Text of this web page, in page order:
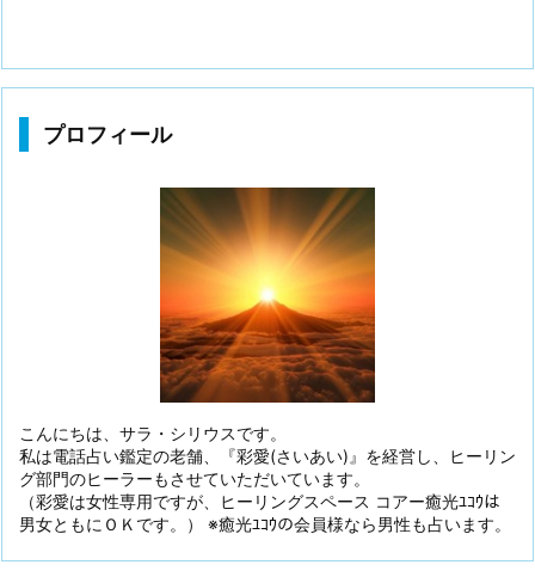
プロフィール
こんにちは、サラ・シリウスです。
私は電話占い鑑定の老舗、『彩愛(さいあい)』を経営し、ヒーリン
グ部門のヒーラーもさせていただいています。
（彩愛は女性専用ですが、ヒーリングスペース コアー癒光ﾕｺｳは
男女ともにＯＫです。） ※癒光ﾕｺｳの会員様なら男性も占います。